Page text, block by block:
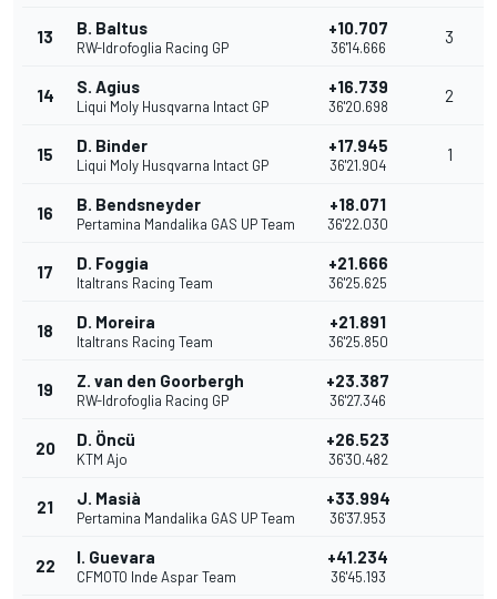
13 B. Baltus
RW-Idrofoglia Racing GP
+10.707
36'14.666
3
14 S. Agius
Liqui Moly Husqvarna Intact GP
+16.739
36'20.698
2
15 D. Binder
Liqui Moly Husqvarna Intact GP
+17.945
36'21.904
1
16 B. Bendsneyder
Pertamina Mandalika GAS UP Team
+18.071
36'22.030
17 D. Foggia
Italtrans Racing Team
+21.666
36'25.625
18 D. Moreira
Italtrans Racing Team
+21.891
36'25.850
19 Z. van den Goorbergh
RW-Idrofoglia Racing GP
+23.387
36'27.346
20 D. Öncü
KTM Ajo
+26.523
36'30.482
21 J. Masià
Pertamina Mandalika GAS UP Team
+33.994
36'37.953
22 I. Guevara
CFMOTO Inde Aspar Team
+41.234
36'45.193